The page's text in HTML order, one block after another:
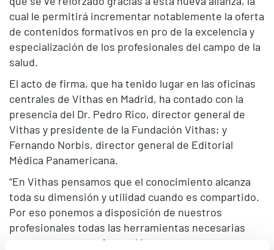
cual le permitirá incrementar notablemente la oferta
de contenidos formativos en pro de la excelencia y
especialización de los profesionales del campo de la
salud.
El acto de firma, que ha tenido lugar en las oficinas
centrales de Vithas en Madrid, ha contado con la
presencia del Dr. Pedro Rico, director general de
Vithas y presidente de la Fundación Vithas; y
Fernando Norbis, director general de Editorial
Médica Panamericana.
“En Vithas pensamos que el conocimiento alcanza
toda su dimensión y utilidad cuando es compartido.
Por eso ponemos a disposición de nuestros
profesionales todas las herramientas necesarias
para avanzar en su formación permanente y,